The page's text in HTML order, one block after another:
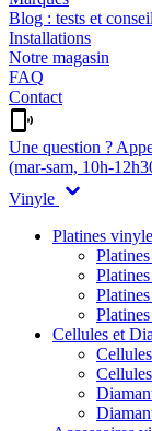
Blog : tests et
Installations
Notre magasin
FAQ
Contact
Une question ?
(mar-sam, 10h-
Vinyle
Platines vinyle
Cellules et